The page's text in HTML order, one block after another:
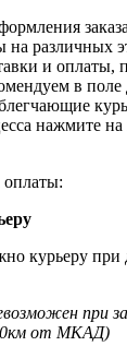
различных
и оплаты,
в поле
нажмите
курьеру при
при
от МКАД)